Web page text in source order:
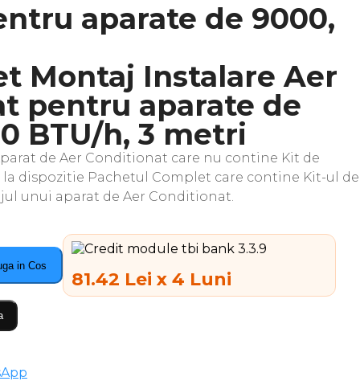
aparate de 9000,
Montaj Instalare Aer
pentru aparate de
BTU/h, 3 metri
de Aer Conditionat care nu contine Kit de
dispozitie Pachetul Complet care contine Kit-ul de
unui aparat de Aer Conditionat.
in Cos
81.42 Lei x 4 Luni